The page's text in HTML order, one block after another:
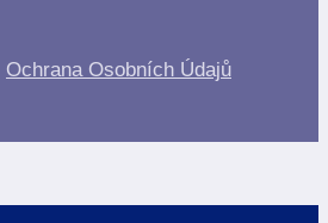
Ochrana Osobních Údajů